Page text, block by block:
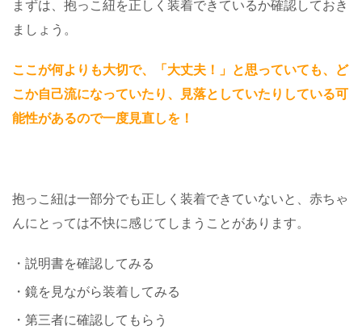
まずは、抱っこ紐を正しく装着できているか確認しておき
ましょう。
ここが何よりも大切で、「大丈夫！」と思っていても、ど
こか自己流になっていたり、見落としていたりしている可
能性があるので一度見直しを！
抱っこ紐は一部分でも正しく装着できていないと、赤ちゃ
んにとっては不快に感じてしまうことがあります。
・説明書を確認してみる
・鏡を見ながら装着してみる
・第三者に確認してもらう